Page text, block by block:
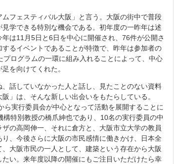
フェスティバル大阪」と言う。大阪の街中で普段
学できる特別な機会である。初年度の一昨年は述
は11月5日と6日を中心に開催され、76件が公開さ
るイベントであることが特徴で、昨年は参加者の
ログラムの一環に組み入れることによって、中心
を向けてくれた。
話していなかった人と話し、見たことのない資料
」は、そんな新しい出会いをもたらしている。
実行委員会が中心となって活動を展開することに
特別教授の橋爪紳也であり、10名の実行委員の中
の高岡伸一、それに倉方と、大阪市立大学の教員
、今後さらに大阪の市民感情に働きかけ、日本全
大阪市民の一人として、建築という存在から大阪
い。来年度以降の開催にもご注目いただけたら幸